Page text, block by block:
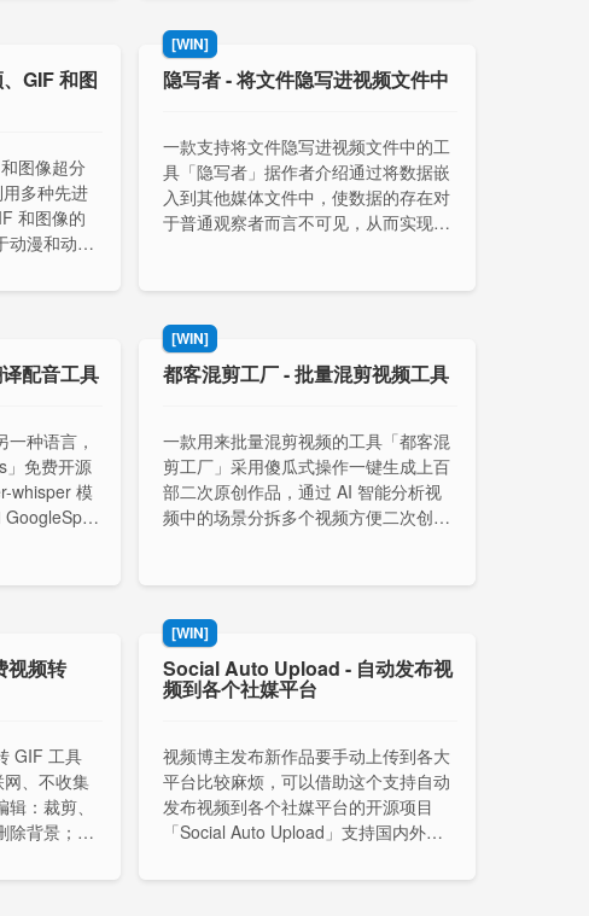
GIF 和图
图像超分
多种先进
和图像的
动漫和动画
[WIN]
隐写者 - 将文件隐写进视频文件中
一款支持将文件隐写进视频文件中的工
具「隐写者」据作者介绍通过将数据嵌
入到其他媒体文件中，使数据的存在对
于普通观察者而言不可见，从而实现在
配音工具
种语言，
」免费开源
whisper 模
[WIN]
都客混剪工厂 - 批量混剪视频工具
一款用来批量混剪视频的工具「都客混
剪工厂」采用傻瓜式操作一键生成上百
部二次原创作品，通过 AI 智能分析视
频中的场景分拆多个视频方便二次创
添加到信任。
视频转
GIF 工具
网、不收集
：裁剪、
除背景；支
、清晰度、
[WIN]
Social Auto Upload - 自动发布视
频到各个社媒平台
视频博主发布新作品要手动上传到各大
平台比较麻烦，可以借助这个支持自动
发布视频到各个社媒平台的开源项目
「Social Auto Upload」支持国内外主
号、Bilibili 等。